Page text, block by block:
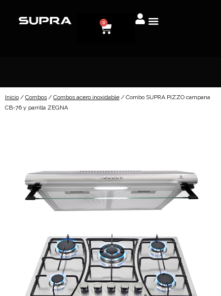
0
Inicio / Combos / Combos acero inoxidable / Combo SUPRA PIZZO campana
CB-76 y parrilla ZEGNA